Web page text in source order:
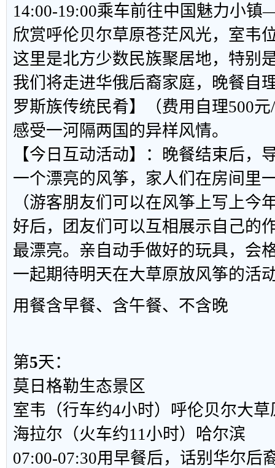
14:00-19:00乘车前往中国魅力小
欣赏呼伦贝尔草原苍茫风光，室韦
这里是北方少数民族聚居地，特别
我们将走进华俄后裔家庭，晚餐自
罗斯族传统民肴】（费用自理500
感受一河隔两国的异样风情。
【今日互动活动】：晚餐结束后，
一个漂亮的风筝，家人们在房间里
（游客朋友们可以在风筝上写上今
好后，团友们可以互相展示自己的
最漂亮。亲自动手做好的玩具，会
一起期待明天在大草原放风筝的活
用餐含早餐、含午餐、不含晚
第5天：
莫日格勒生态景区
室韦（行车约4小时）呼伦贝尔大
海拉尔（火车约11小时）哈尔滨
07:00-07:30用早餐后，话别华尔后